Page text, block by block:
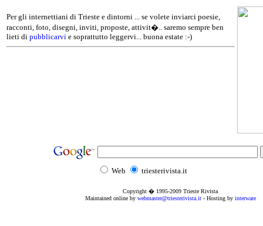
Per gli internettiani di Trieste e dintorni ... se volete inviarci poesie,
racconti, foto, disegni, inviti, proposte, attivit�.. saremo sempre ben
lieti di pubblicarvi e soprattutto leggervi... buona estate :-)
Web triesterivista.it
Copyright � 1995-2009 Trieste Rivista
Maintained online by webmaster@triesterivista.it- Hosting by interware